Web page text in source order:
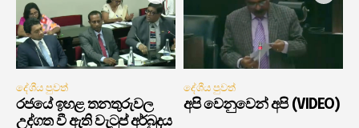
දේශීය පුවත්
රජයේ ඉහළ තනතුරුවල
උද්ගත වී ඇති වැටුප් අර්බුදය
දේශීය පුවත්
අපි වෙනුවෙන් අපි (VIDEO)